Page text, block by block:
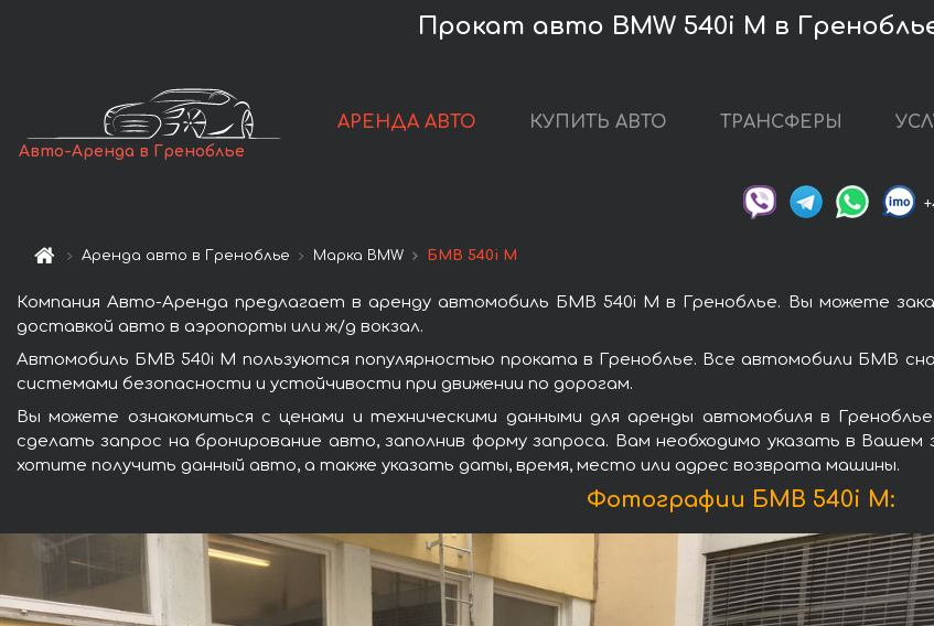
Прокат авто BMW 540i M в
Авто-Аренда в Греноблье
АРЕНДА АВТО КУПИТЬ АВТО ТРАНСФЕРЫ
Аренда авто в Греноблье Марка BMW БМВ 540i M
Компания Авто-Аренда предлагает в аренду автомобиль БМВ 540i M в Греноблье. Вы можете
доставкой авто в аэропорты или ж/д вокзал.
Автомобиль БМВ 540i M пользуются популярностью проката в Греноблье. Все автомобили БМВ
системами безопасности и устойчивости при движении по дорогам.
Вы можете ознакомиться с ценами и техническими данными для аренды автомобиля в
сделать запрос на бронирование авто, заполнив форму запроса. Вам необходимо указать в
хотите получить данный авто, а также указать даты, время, место или адрес возврата машины.
Фотографии БМВ 540i M: